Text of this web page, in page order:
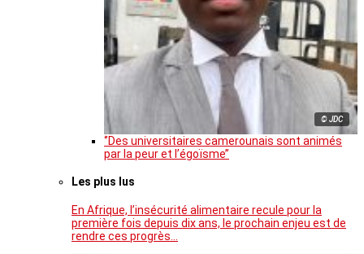
© JDC
‘’Des universitaires camerounais sont animés
par la peur et l’égoïsme’’
Les plus lus
En Afrique, l’insécurité alimentaire recule pour la
première fois depuis dix ans, le prochain enjeu est de
rendre ces progrès…